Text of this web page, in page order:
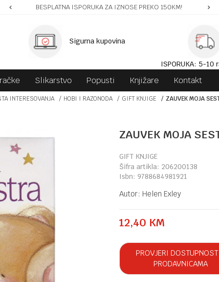
BESPLATNA ISPORUKA ZA IZNOSE PREKO 150KM!
Sigurna kupovina
ISPORUKA: 5-10
Slikarstvo Popusti Knjižare Kontakt
INTERESOVANJA HOBI I RAZONODA GIFT KNJIGE ZAUVEK MOJA
ZAUVEK MOJA
GIFT KNJIGE
Šifra artikla: 206200138
Isbn: 9788684981921
Autor: Helen Exley
12,40 KM
PROVJERI
PRODAVNICAMA